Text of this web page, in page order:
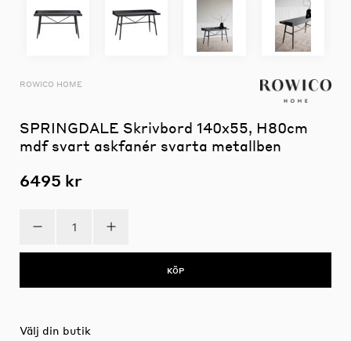
ROWICO HOME
SPRINGDALE Skrivbord 140x55, H80cm
mdf svart askfanér svarta metallben
6495 kr
KÖP
Välj din butik